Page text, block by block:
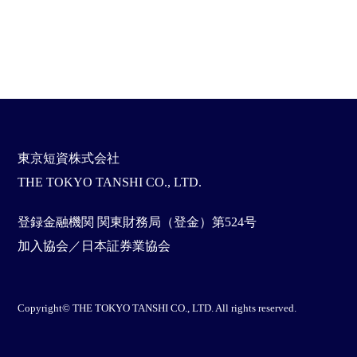
東京短資株式会社
THE TOKYO TANSHI CO., LTD.
登録金融機関 関東財務局（登金）第524号
加入協会／日本証券業協会
Copyright© THE TOKYO TANSHI CO., LTD. All rights reserved.